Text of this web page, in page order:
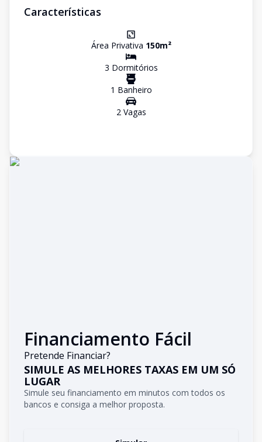
Características
Área Privativa 150m²
3 Dormitórios
1 Banheiro
2Vagas
Financiamento Fácil
Pretende Financiar?
SIMULE AS MELHORES TAXAS EM UM SÓ
LUGAR
Simule seu financiamento em minutos com todos os
bancos e consiga a melhor proposta.